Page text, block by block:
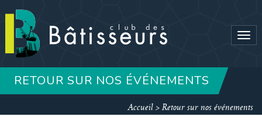
RETOUR SUR NOS ÉVÉNEMENTS
Accueil > Retour sur nos événements